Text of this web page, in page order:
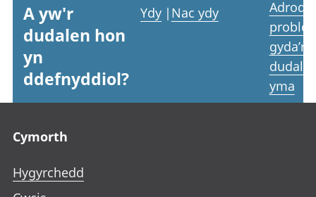
A yw'r
dudalen hon
yn
ddefnyddiol?
Ydy | Nac ydy
Adrodd
gyda’r
yma
Cymorth
Hygyrchedd